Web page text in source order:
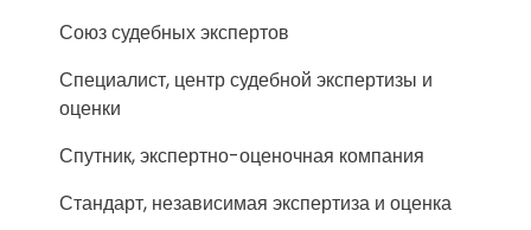
Союз судебных экспертов
Специалист, центр судебной экспертизы и
оценки
Спутник, экспертно-оценочная компания
Стандарт, независимая экспертиза и оценка